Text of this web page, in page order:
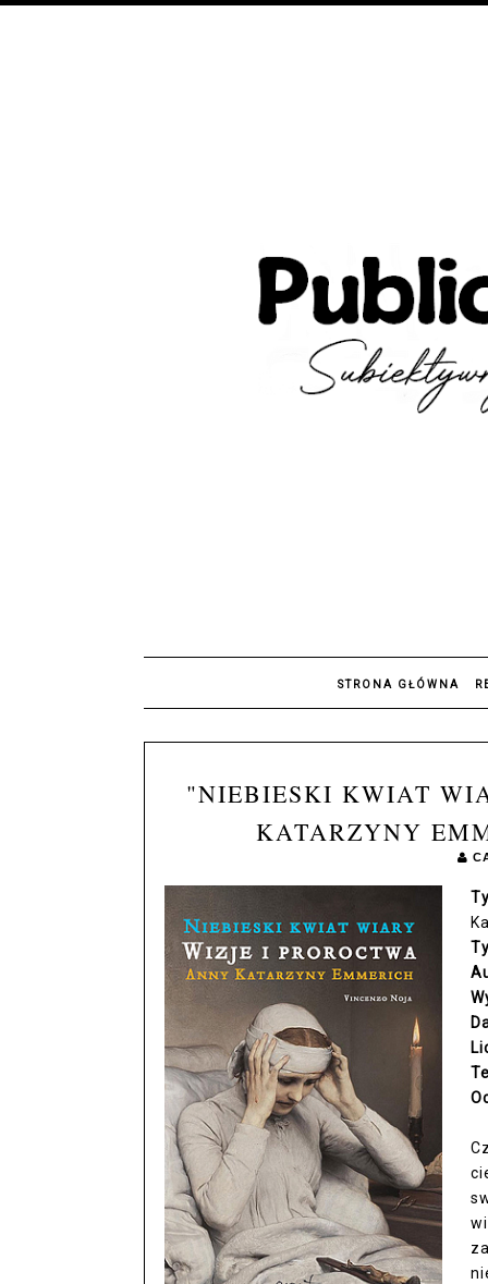
STRONA GŁÓWNA
"NIEBIESKI KWIAT
KATARZYNY